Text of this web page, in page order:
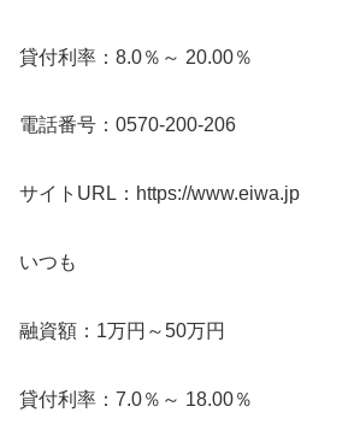
貸付利率：8.0％～ 20.00％
電話番号：0570-200-206
サイトURL：https://www.eiwa.jp
いつも
融資額：1万円～50万円
貸付利率：7.0％～ 18.00％